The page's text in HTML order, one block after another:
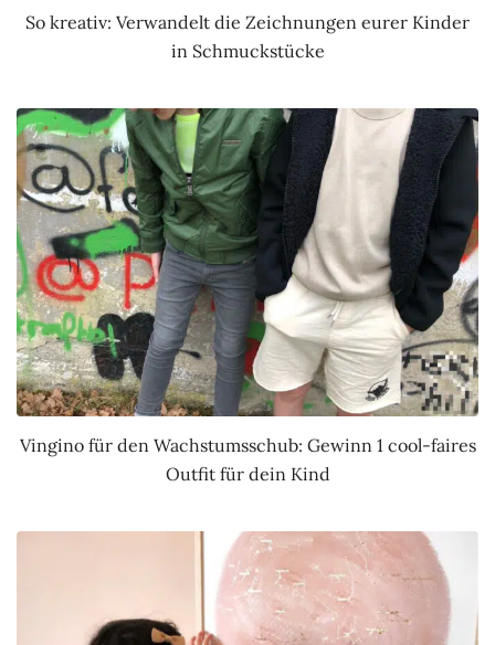
So kreativ: Verwandelt die Zeichnungen eurer Kinder
in Schmuckstücke
Vingino für den Wachstumsschub: Gewinn 1 cool-faires
Outfit für dein Kind